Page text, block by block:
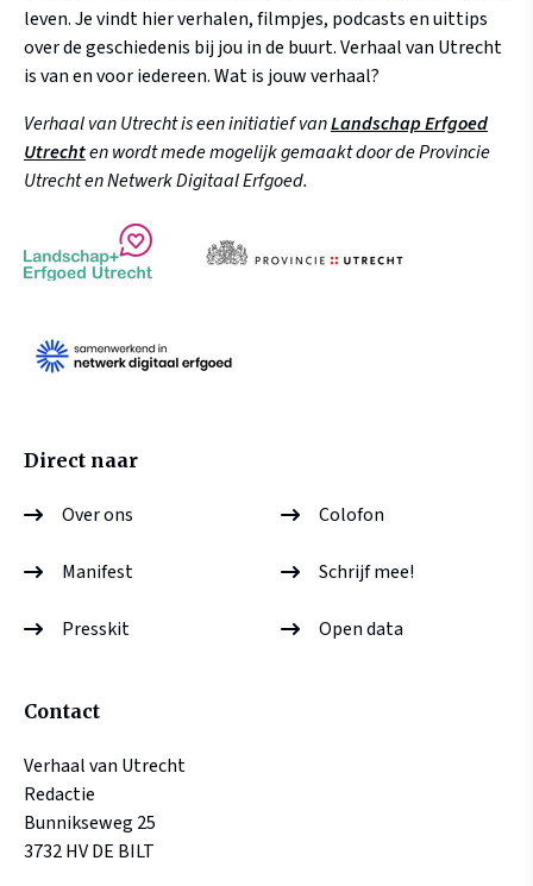
leven. Je vindt hier verhalen, filmpjes, podcasts en uittips
over de geschiedenis bij jou in de buurt. Verhaal van Utrecht
is van en voor iedereen. Wat is jouw verhaal?
Verhaal van Utrecht is een initiatief vanLandschap Erfgoed
Utrechten wordt mede mogelijk gemaakt door de Provincie
Utrecht en Netwerk Digitaal Erfgoed.
Direct naar
Over ons Colofon
Manifest Schrijf mee!
Presskit Open data
Contact
Verhaal van Utrecht
Redactie
Bunnikseweg 25
3732 HV DE BILT